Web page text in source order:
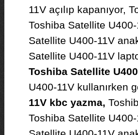
11V açılıp kapanıyor,
Toshiba Satellite
Satellite U400-11V
Satellite U400-11V
Toshiba Satellite
U400-11V kullanırken
11V kbc yazma,
Toshiba Satellite U400-